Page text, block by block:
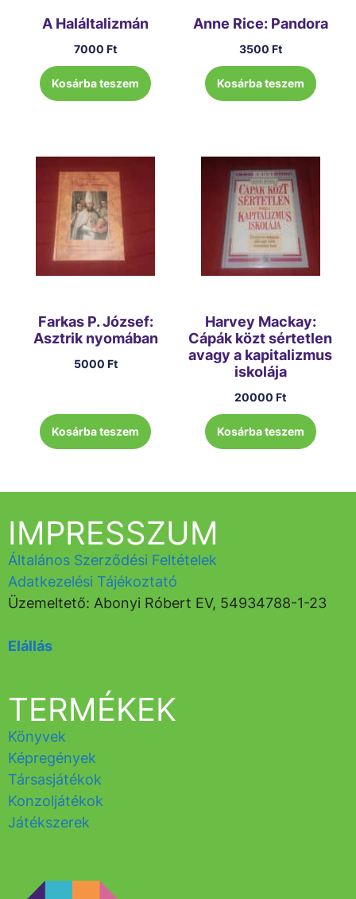
A Haláltalizmán
7000Ft
Kosárba teszem
Anne Rice: Pandora
3500 Ft
Kosárba teszem
Farkas P. József:
Asztrik nyomában
5000 Ft
Kosárba teszem
Harvey Mackay:
Cápák közt sértetlen
avagy a kapitalizmus
iskolája
20000Ft
Kosárba teszem
TERMÉKEK
Könyvek
Képregények
Társasjátékok
Konzoljátékok
Játékszerek
IMPRESSZUM
Általános Szerződési Feltételek
Adatkezelési Tájékoztató
Üzemeltető: Abonyi Róbert EV, 54934788-1-23
Elállás